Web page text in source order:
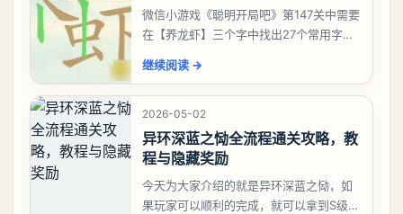
微信小游戏《聪明开局吧》第147关中需要
在【养龙虾】三个字中找出27个常用字，
大、夫、夰、巾、中、虫、下、虾、卜、
囗、吓、卟、
继续阅读 →
2026-05-02
异环深蓝之恸全流程通关攻略，教
程与隐藏奖励
今天为大家介绍的就是异环深蓝之恸，如
果玩家可以顺利的完成，就可以拿到S级弧